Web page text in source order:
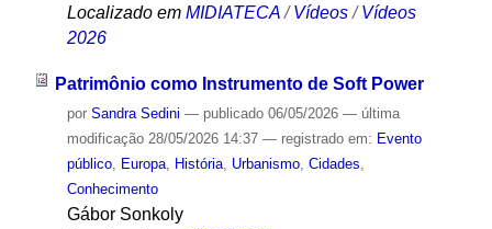
Localizado em MIDIATECA /Vídeos /Vídeos
2026
Patrimônio como Instrumento de Soft Power
por Sandra Sedini — publicado06/05/2026 — última
modificação28/05/2026 14:37 — registrado em: Evento
público, Europa, História, Urbanismo, Cidades,
Conhecimento
Gábor Sonkoly